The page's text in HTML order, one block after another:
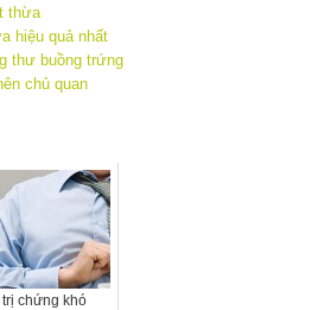
thừa
hiệu quả nhất
thư buồng trứng
chủ quan
chứng khó